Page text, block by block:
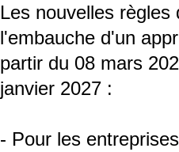
Les nouvelles règles
l'embauche d'un
partir du 08 mars
janvier 2027 :
- Pour les